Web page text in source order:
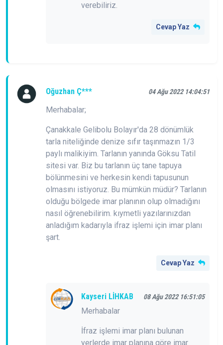
verebiliriz.
Cevap Yaz
Oğuzhan Ç*** 04 Ağu 2022 14:04:51
Merhabalar;
Çanakkale Gelibolu Bolayır'da 28 dönümlük
tarla niteliğinde denize sıfır taşınmazın 1/3
paylı malikiyim. Tarlanın yanında Göksu Tatil
sitesi var. Biz bu tarlanın üç tane tapuya
bölünmesini ve herkesin kendi tapusunun
olmasını istiyoruz. Bu mümkün müdür? Tarlanın
olduğu bölgede imar planının olup olmadığını
nasıl öğrenebilirim. kıymetli yazılarınızdan
anladığım kadarıyla ifraz işlemi için imar planı
şart.
Cevap Yaz
Kayseri LİHKAB 08 Ağu 2022 16:51:05
Merhabalar
İfraz işlemi imar planı bulunan
yerlerde imar planına göre imar